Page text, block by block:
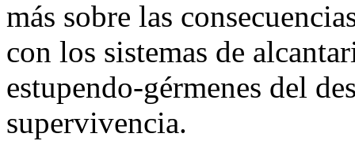
más sobre las
con los sistemas de
estupendo-gérmenes del
supervivencia.